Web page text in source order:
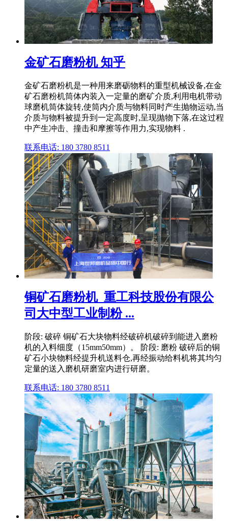
金矿石磨粉机 知乎
金矿石磨粉机是一种用来磨砺物料的重型机械设备,在金
矿石磨粉机筒体内装入一定量的磨矿介质,利用电机带动
球磨机筒体旋转,使筒内介质与物料同时产生抛物运动,当
介质与物料被提升到一定高度时,呈现抛物下落,在这过程
中产生冲击、撞击和摩擦等作用力,实现物料 .
联系电话: 180 3780 8511
铜矿石磨粉机_重工科技股份有限公
司大中型工业制粉 ...
阶段: 破碎 铜矿石大块物料经破碎机破碎到能进入磨粉
机的入料细度（15mm50mm）。 阶段: 磨粉 破碎后的铜
矿石小块物料经提升机送料仓,再经振动给料机将其均匀
定量的送入磨机研磨室内进行研磨。
联系电话: 180 3780 8511